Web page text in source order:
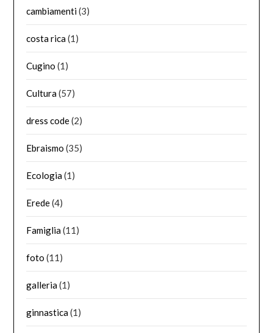
cambiamenti(3)
costa rica(1)
Cugino (1)
Cultura(57)
dress code(2)
Ebraismo (35)
Ecologia(1)
Erede(4)
Famiglia(11)
foto (11)
galleria(1)
ginnastica(1)